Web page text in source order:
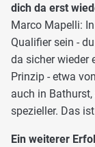
dich da erst
Marco Mapelli:
Qualifier sein -
da sicher wieder
Prinzip - etwa
auch in
spezieller. Das
Ein weiterer